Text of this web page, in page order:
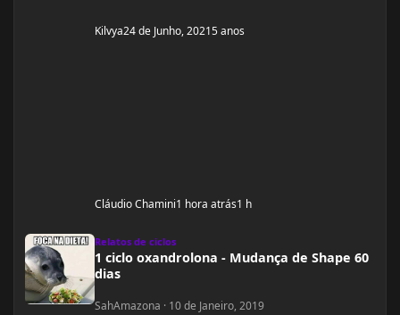
Kilvya24 de Junho, 20215 anos
Cláudio Chamini1 hora atrás1 h
Relatos de ciclos
1 ciclo oxandrolona - Mudança de Shape 60
dias
SahAmazona · 10 de Janeiro, 2019